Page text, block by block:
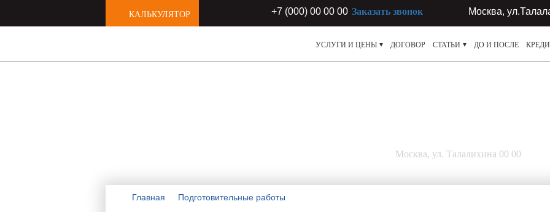
КАЛЬКУЛЯТОР +7 (000) 00 00 00 Заказать звонок Москва,
УСЛУГИ И ЦЕНЫ ДОГОВОР СТАТЬИ ДО И ПОСЛЕ
Москва, ул. Талалихина 00 00
Главная Подготовительные работы